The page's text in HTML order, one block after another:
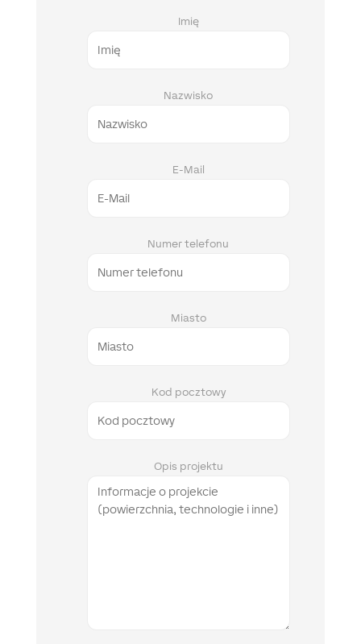
Imię
Nazwisko
E-Mail
Numer telefonu
Miasto
Kod pocztowy
Opis projektu